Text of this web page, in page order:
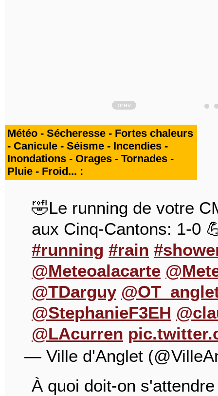
prev
Météo - Sécheresse - Fortes chaleurs
- Canicule - Séisme - Incendies -
Inondations - Orages - Tornades -
Pluie - Froid... :
🤣Le running de votre
aux Cinq-Cantons: 1-0
#running #rain
@Meteoalacarte
@TDarguy
@StephanieF3EH
@LAcurren
— Ville d'Anglet
À quoi doit-on